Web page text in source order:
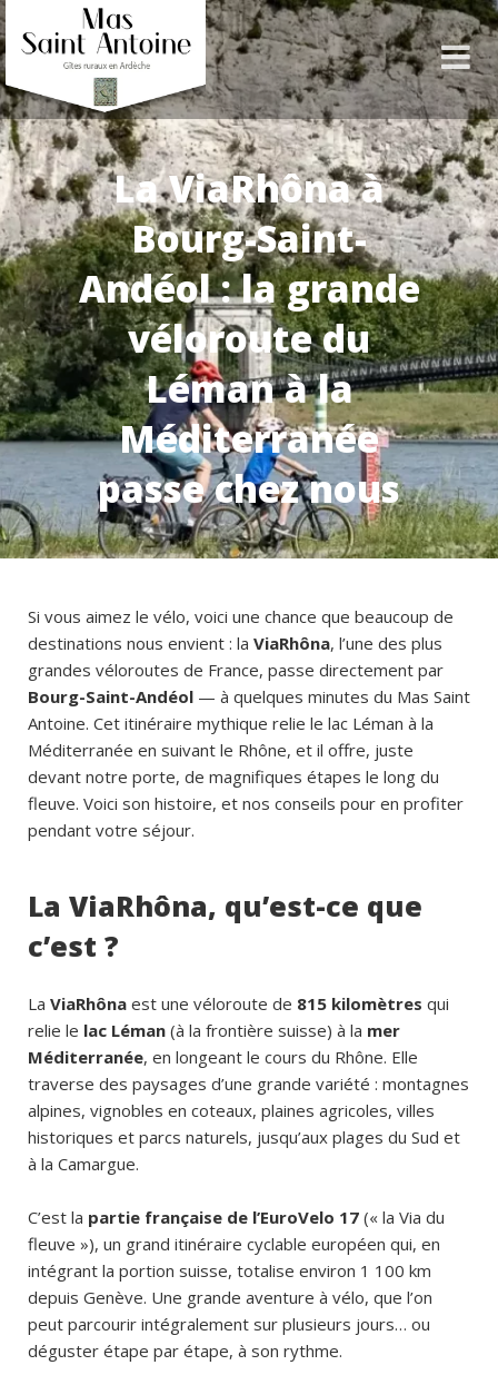
La ViaRhôna à
Bourg-Saint-
Andéol : la grande
véloroute du
Léman à la
Méditerranée
passe chez nous
Si vous aimez le vélo, voici une chance que beaucoup de
destinations nous envient : la ViaRhôna, l’une des plus
grandes véloroutes de France, passe directement par
Bourg-Saint-Andéol — à quelques minutes du Mas Saint
Antoine. Cet itinéraire mythique relie le lac Léman à la
Méditerranée en suivant le Rhône, et il offre, juste
devant notre porte, de magnifiques étapes le long du
fleuve. Voici son histoire, et nos conseils pour en profiter
pendant votre séjour.
La ViaRhôna, qu’est-ce que
c’est ?
La ViaRhôna est une véloroute de 815 kilomètres qui
relie le lac Léman (à la frontière suisse) à la mer
Méditerranée, en longeant le cours du Rhône. Elle
traverse des paysages d’une grande variété : montagnes
alpines, vignobles en coteaux, plaines agricoles, villes
historiques et parcs naturels, jusqu’aux plages du Sud et
à la Camargue.
C’est la partie française de l’EuroVelo 17 (« la Via du
fleuve »), un grand itinéraire cyclable européen qui, en
intégrant la portion suisse, totalise environ 1 100 km
depuis Genève. Une grande aventure à vélo, que l’on
peut parcourir intégralement sur plusieurs jours… ou
déguster étape par étape, à son rythme.